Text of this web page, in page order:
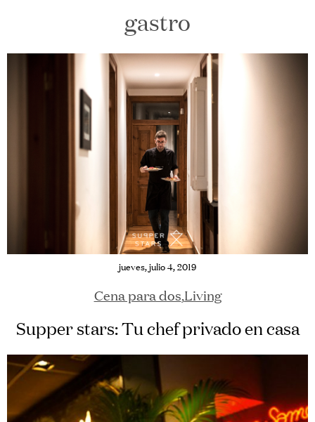
gastro
jueves, julio 4, 2019
Cena para dos,Living
Supper stars: Tu chef privado en casa